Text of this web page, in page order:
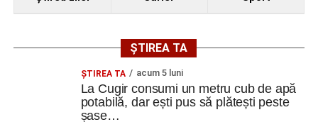
ȘTIREA TA
ȘTIREA TA acum 5 luni
La Cugir consumi un metru cub de apă
potabilă, dar ești pus să plătești peste
șase…